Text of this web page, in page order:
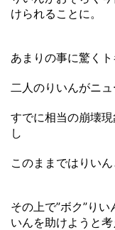
けられることに。
あまりの事に驚く
二人のりいんがニ
すでに相当の崩壊
し
このままではりい
その上で”ボク”り
いんを助けようと考